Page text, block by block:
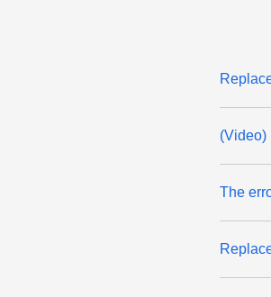
(Video)
The